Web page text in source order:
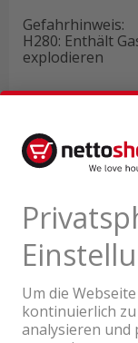
Gefahrhinweis:
H280: Enthält
explodieren